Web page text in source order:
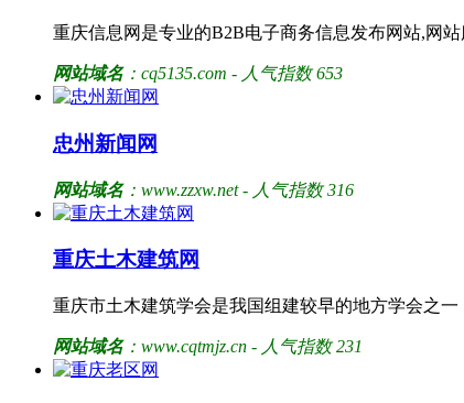
重庆信息网是专业的B2B电子商务信息发布网站,网
网站域名：cq5135.com - 人气指数 653
忠州新闻网
网站域名：www.zzxw.net - 人气指数 316
重庆土木建筑网
重庆市土木建筑学会是我国组建较早的地方学会之
网站域名：www.cqtmjz.cn - 人气指数 231